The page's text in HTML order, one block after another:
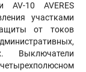
AV-10 AVERES
участками
от токов
Выключатели